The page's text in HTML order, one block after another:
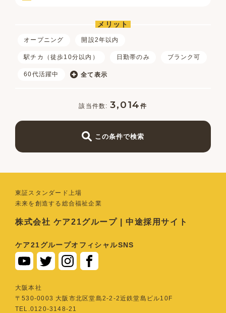
メリット
オープニング 開設2年以内
駅チカ（徒歩10分以内） 日勤帯のみ ブランク可
60代活躍中 全て表示
3,014件
この条件で検索
東証スタンダード上場
未来を創造する総合福祉企業
株式会社 ケア21グループ | 中途採用サイト
ケア21グループオフィシャルSNS
⼤阪本社
〒530-0003 ⼤阪市北区堂島2-2-2近鉄堂島ビル10F
TEL.0120-3148-21